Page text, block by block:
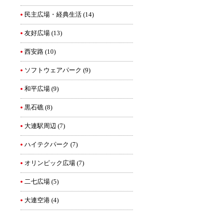
民主広場・経典生活 (14)
友好広場 (13)
西安路 (10)
ソフトウェアパーク (9)
和平広場 (9)
黒石礁 (8)
大連駅周辺 (7)
ハイテクパーク (7)
オリンピック広場 (7)
二七広場 (5)
大連空港 (4)